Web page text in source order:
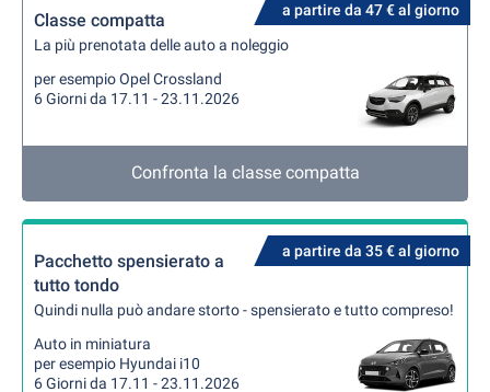
a partire da 47 € al giorno
Classe compatta
La più prenotata delle auto a noleggio
per esempio Opel Crossland
6 Giorni da 17.11 - 23.11.2026
Confronta la classe compatta
a partire da 35 € al giorno
Pacchetto spensierato a
tutto tondo
Quindi nulla può andare storto - spensierato e tutto compreso!
Auto in miniatura
per esempio Hyundai i10
6 Giorni da 17.11 - 23.11.2026